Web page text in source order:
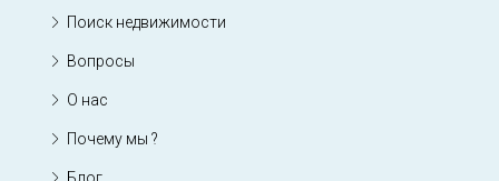
Поиск недвижимости
Вопросы
О нас
Почему мы ?
Блог